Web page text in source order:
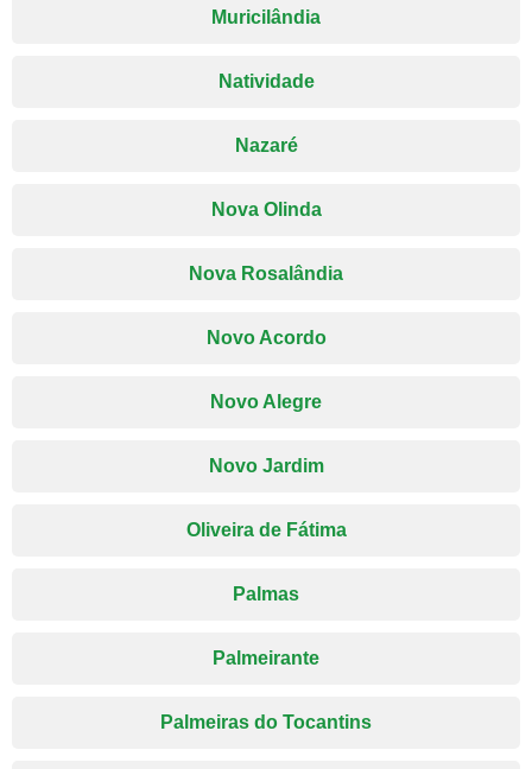
Muricilândia
Natividade
Nazaré
Nova Olinda
Nova Rosalândia
Novo Acordo
Novo Alegre
Novo Jardim
Oliveira de Fátima
Palmas
Palmeirante
Palmeiras do Tocantins